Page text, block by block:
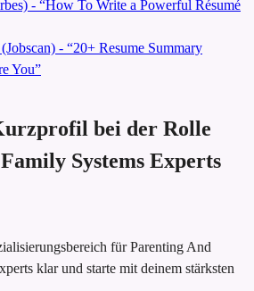
- “How To Write a Powerful Résumé
- “20+ Resume Summary
You”
bei der Rolle
Systems Experts
für Parenting And
klar und starte mit deinem stärksten